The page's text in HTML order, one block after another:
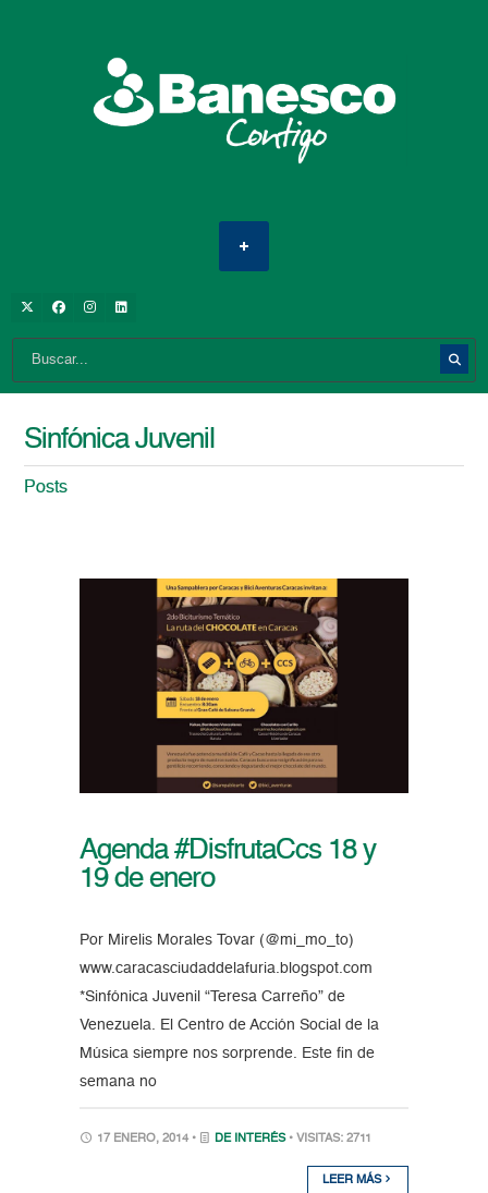
Sinfónica Juvenil
Posts
Agenda #DisfrutaCcs 18 y
19 de enero
Por Mirelis Morales Tovar (@mi_mo_to)
www.caracasciudaddelafuria.blogspot.com
*Sinfónica Juvenil “Teresa Carreño” de
Venezuela. El Centro de Acción Social de la
Música siempre nos sorprende. Este fin de
semana no
17 ENERO, 2014 • DE INTERÉS • VISITAS: 2711
LEER MÁS